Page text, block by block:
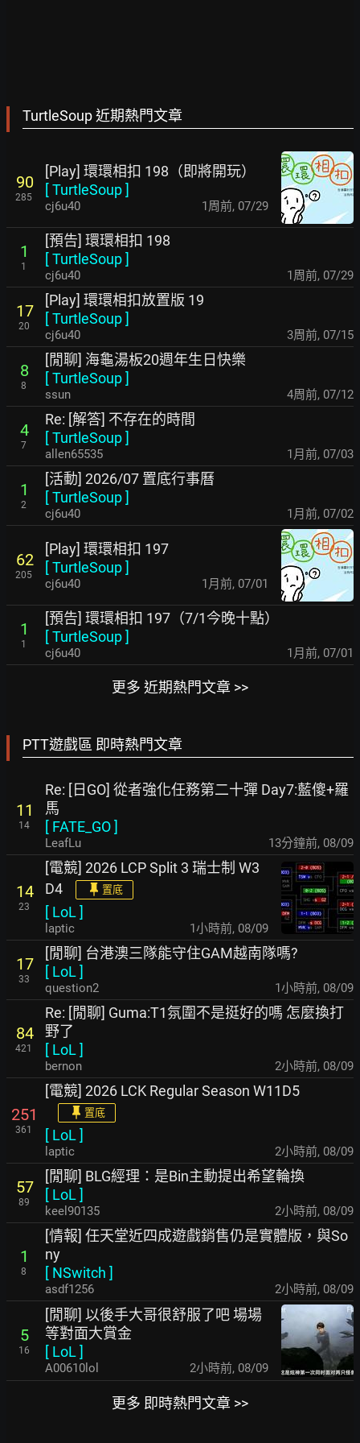
TurtleSoup 近期熱門文章
90
285
[Play] 環環相扣 198（即將開玩）
[TurtleSoup]
cj6u40 1周前, 07/29
1
1
[預告] 環環相扣 198
[TurtleSoup]
cj6u40 1周前, 07/29
17
20
[Play] 環環相扣放置版 19
[TurtleSoup]
cj6u40 3周前, 07/15
8
8
[閒聊] 海龜湯板20週年生日快樂
[TurtleSoup]
ssun 4周前, 07/12
4
7
Re: [解答] 不存在的時間
[TurtleSoup]
allen65535 1月前, 07/03
1
2
[活動] 2026/07 置底行事曆
[TurtleSoup]
cj6u40 1月前, 07/02
62
205
[Play] 環環相扣 197
[TurtleSoup]
cj6u40 1月前, 07/01
1
1
[預告] 環環相扣 197（7/1今晚十點）
[TurtleSoup]
cj6u40 1月前, 07/01
更多 近期熱門文章 >>
PTT遊戲區 即時熱門文章
11
14
Re: [日GO] 從者強化任務第二十彈 Day7:藍傻+羅
馬
[ FATE_GO]
LeafLu 13分鐘前, 08/09
14
23
[電競] 2026 LCP Split 3 瑞士制 W3
D4
置底
[ LoL ]
laptic 1小時前, 08/09
17
33
[閒聊] 台港澳三隊能守住GAM越南隊嗎?
[ LoL ]
question2 1小時前, 08/09
84
421
Re: [閒聊] Guma:T1氛圍不是挺好的嗎 怎麼換打
野了
[ LoL ]
bernon 2小時前, 08/09
251
361
[電競] 2026 LCK Regular Season W11D5
置底
[ LoL ]
laptic 2小時前, 08/09
57
89
[閒聊] BLG經理：是Bin主動提出希望輪換
[ LoL ]
keel90135 2小時前, 08/09
1
8
[情報] 任天堂近四成遊戲銷售仍是實體版，與So
ny
[ NSwitch ]
asdf1256 2小時前, 08/09
5
16
[閒聊] 以後手大哥很舒服了吧 場場
等對面大賞金
[ LoL ]
A00610lol 2小時前, 08/09
更多 即時熱門文章 >>